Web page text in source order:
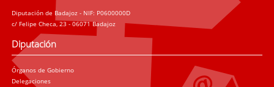
Diputación de Badajoz - NIF: P0600000D
c/ Felipe Checa, 23 - 06071 Badajoz
Diputación
Órganos de Gobierno
Delegaciones